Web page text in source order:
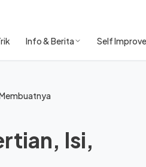
Info & Berita Self
Isi,